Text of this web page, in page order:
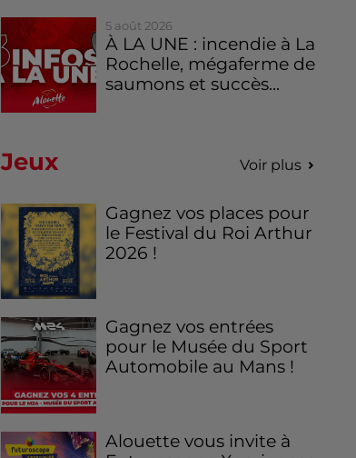
5 août 2026
À LA UNE : incendie à La
Rochelle, mégaferme de
saumons et succès...
Jeux Voir plus
Gagnez vos places pour
le Festival du Roi Arthur
2026 !
Gagnez vos entrées
pour le Musée du Sport
Automobile au Mans !
Alouette vous invite à